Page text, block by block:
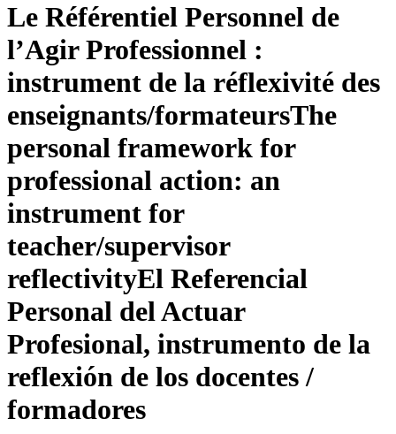
Le Référentiel Personnel de
l’Agir Professionnel :
instrument de la réflexivité des
enseignants/formateursThe
personal framework for
professional action: an
instrument for
teacher/supervisor
reflectivityEl Referencial
Personal del Actuar
Profesional, instrumento de la
reflexión de los docentes /
formadores